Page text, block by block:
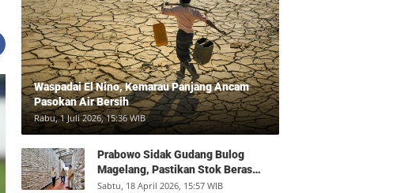
Waspadai El Nino, Kemarau Panjang Ancam
Pasokan Air Bersih
Rabu, 1 Juli 2026, 15:36 WIB
Prabowo Sidak Gudang Bulog
Magelang, Pastikan Stok Beras
Aman dan Distribusi Lancar
Sabtu, 18 April 2026, 15:57 WIB